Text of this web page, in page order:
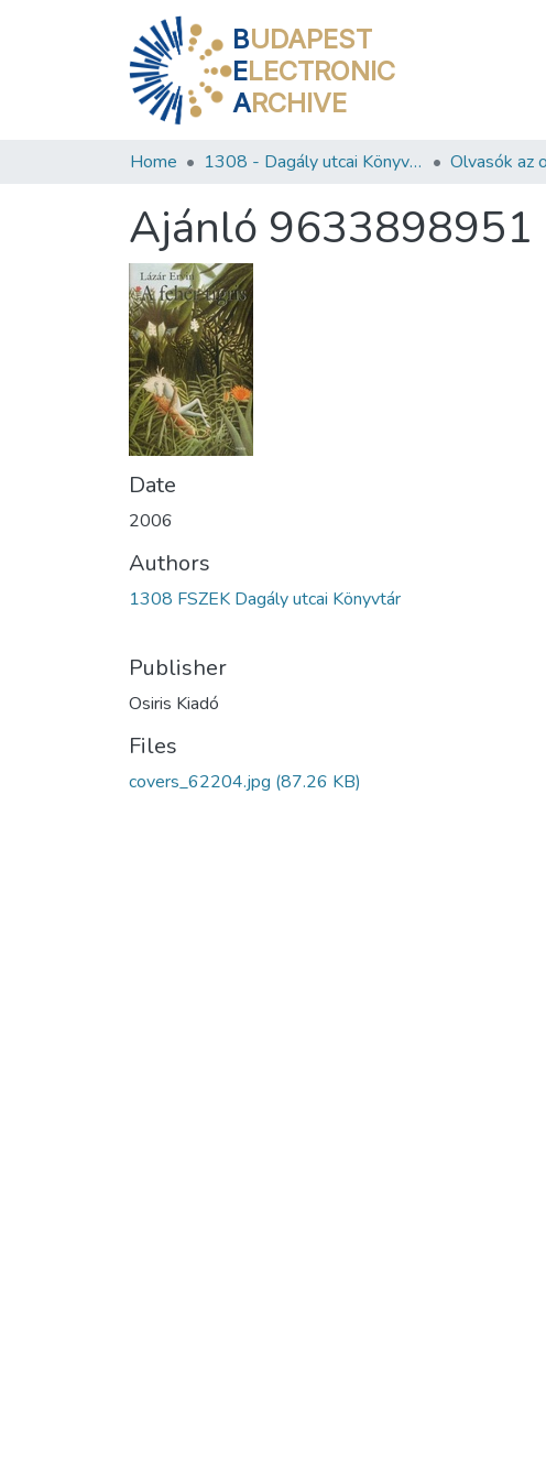
BUDAPEST
ELECTRONIC
ARCHIVE
Home 1308 - Dagály utcai Könyvtár
Ajánló 9633898951
Date
2006
Authors
1308 FSZEK Dagály utcai Könyvtár
Publisher
Osiris Kiadó
Files
covers_62204.jpg (87.26 KB)